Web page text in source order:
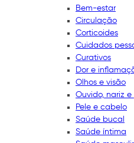
Bem-estar
Circulação
Corticoides
Cuidados
Curativos
Dor e
Olhos e visão
Ouvido, nariz
Pele e cabelo
Saúde bucal
Saúde íntima